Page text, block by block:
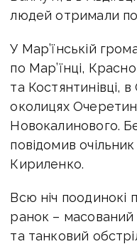
людей отримали
У Мар’їнській
по Мар’їнці,
та Костянтинівці,
околицях
Новокалинового.
повідомив
Кириленко.
Всю ніч поодинокі
ранок – масований
та танковий